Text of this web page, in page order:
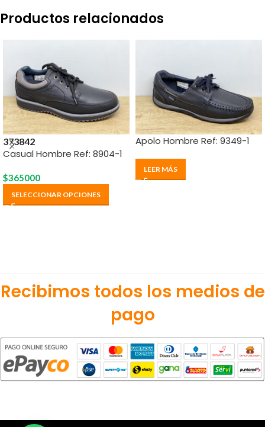
Productos relacionados
373842
Casual Hombre Ref: 8904-1
$365000
SELECCIONAR OPCIONES
Apolo Hombre Ref: 9349-1
LEER MÁS
Recibimos todos los medios de
pago